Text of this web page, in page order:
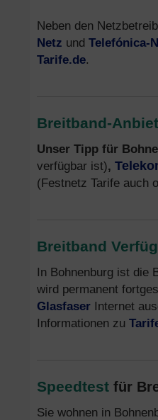
Neben den
Netz und Telefónica-
Tarife.de.
Breitband-
Unser Tipp für
verfügbar ist),
(Festnetz Tarife auch
Breitband
In Bohnenburg ist die
wird permanent
Glasfaser Internet
Informationen zu
Speedtest für
Sie wohnen in